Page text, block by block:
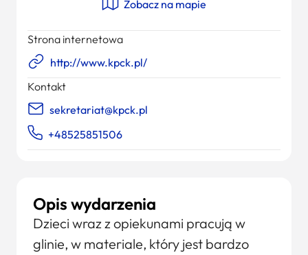
Opis wydarzenia
Dzieci wraz z opiekunami pracują w
glinie, w materiale, który jest bardzo
Zobacz na mapie
Strona internetowa
http://www.kpck.pl/
Kontakt
sekretariat@kpck.pl
+48525851506